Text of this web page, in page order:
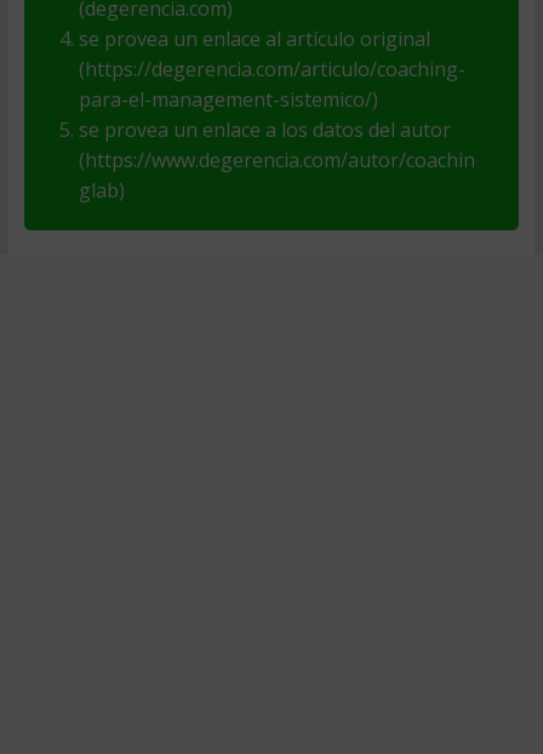
(degerencia.com)
se provea un enlace al artículo original
(https://degerencia.com/articulo/coaching-
para-el-management-sistemico/)
se provea un enlace a los datos del autor
(https://www.degerencia.com/autor/coachin
glab)